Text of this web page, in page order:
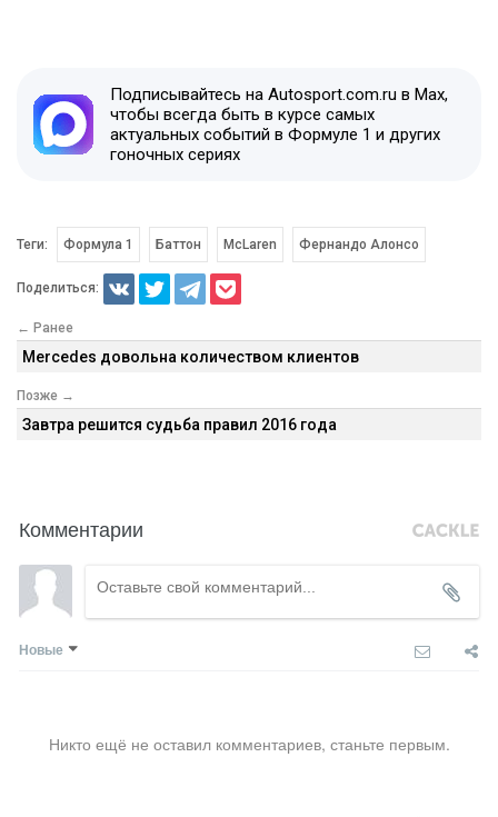
Подписывайтесь на Autosport.com.ru в Max,
чтобы всегда быть в курсе самых
актуальных событий в Формуле 1 и других
гоночных сериях
Теги: Формула 1 Баттон McLaren Фернандо Алонсо
Поделиться:
← Ранее
Mercedes довольна количеством клиентов
Позже →
Завтра решится судьба правил 2016 года
Комментарии
Новые
Никто ещё не оставил комментариев, станьте первым.